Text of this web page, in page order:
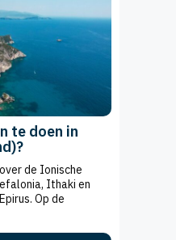
te doen in
de Ionische
Ithaki en
Op de